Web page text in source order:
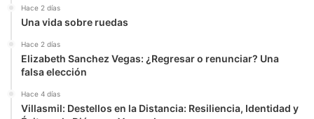
Hace 2 días
Una vida sobre ruedas
Hace 2 días
Elizabeth Sanchez Vegas: ¿Regresar o renunciar? Una
falsa elección
Hace 4 días
Villasmil: Destellos en la Distancia: Resiliencia, Identidad y